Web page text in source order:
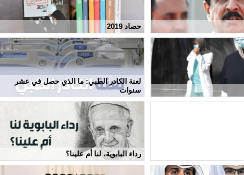
حصاد 2019
لعنة الكادر الطبي: ما الذي حصل في عشر
سنوات
رداء البابوية، لنا أم علينا؟